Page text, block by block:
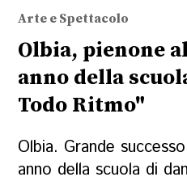
Arte e Spettacolo
Olbia, pienone
anno della
Todo Ritmo"
Olbia. Grande
anno della scuola di